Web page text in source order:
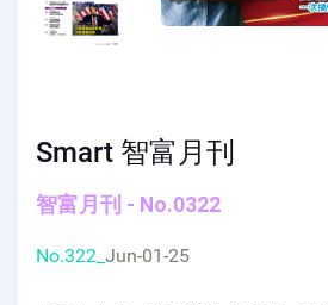
Smart 智富月刊
智富月刊 - No.0322
No.322_ Jun-01-25